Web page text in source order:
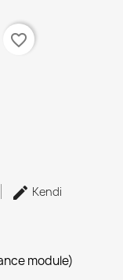
favorite_border
Kendi
module)